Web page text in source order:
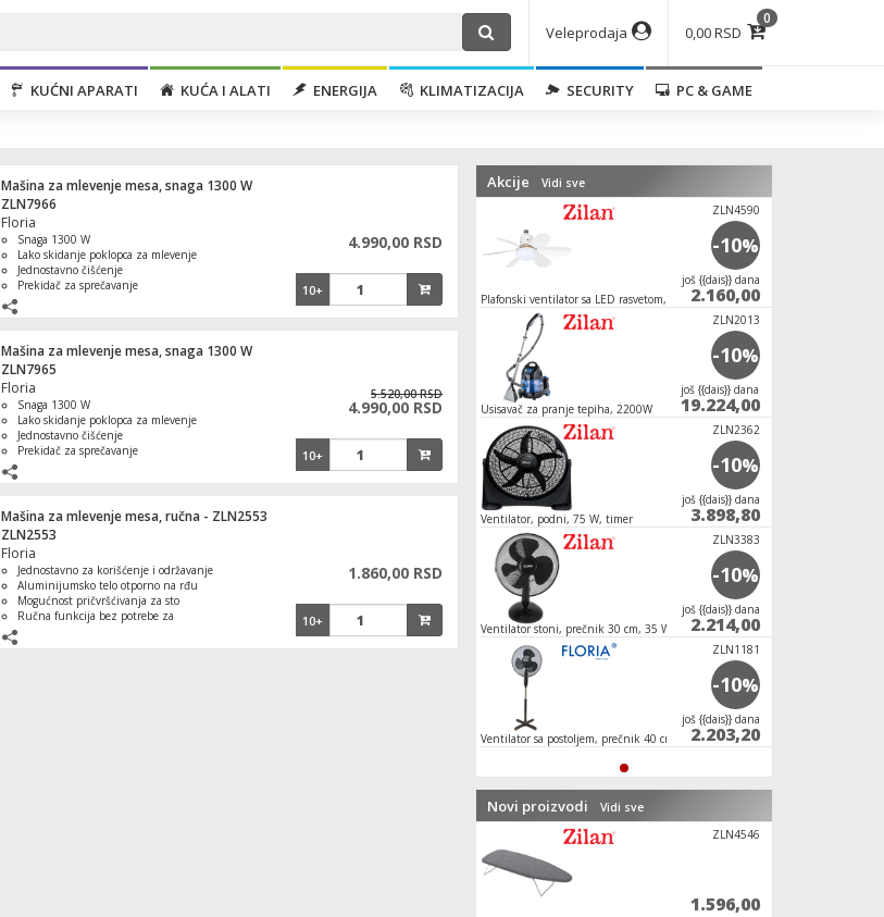
0,00 RSD
0
Veleprodaja
KUĆNI APARATI KUĆA I ALATI ENERGIJA KLIMATIZACIJA SECURITY
PC & GAME
Mašina za mlevenje mesa, snaga 1300 W
ZLN7966
Floria
Snaga 1300 W
Lako skidanje poklopca za mlevenje
Jednostavno čišćenje
Prekidač za sprečavanje
Revezibilna funkcija
4.990,00 RSD
10+
Mašina za mlevenje mesa, snaga 1300 W
ZLN7965
Floria
Snaga 1300 W
Lako skidanje poklopca za mlevenje
Jednostavno čišćenje
Prekidač za sprečavanje
Revezibilna funkcija
5.520,00 RSD
4.990,00 RSD
10+
Mašina za mlevenje mesa, ručna - ZLN2553
ZLN2553
Floria
Jednostavno za korišćenje i održavanje
Aluminijumsko telo otporno na rđu
Mogućnost pričvršćivanja za sto
Ručna funkcija bez potrebe za
Lako rukovanje za brzu pripremu
1.860,00 RSD
10+
Akcije Vidi sve
Plafonski ventilator sa LED rasvetom, E27, 15W
ZLN4590
-10%
јoš {{dais}} dana
2.160,00
Usisavač za pranje tepiha, 2200W
ZLN2013
-10%
јoš {{dais}} dana
19.224,00
Ventilator, podni, 75 W, timer
ZLN2362
-10%
јoš {{dais}} dana
3.898,80
Ventilator stoni, prečnik 30 cm, 35 W
ZLN3383
-10%
јoš {{dais}} dana
2.214,00
Ventilator sa postoljem, prečnik 40 cm, 40 W,
ZLN1181
-10%
јoš {{dais}} dana
2.203,20
Novi proizvodi Vidi sve
ZLN4546
1.596,00